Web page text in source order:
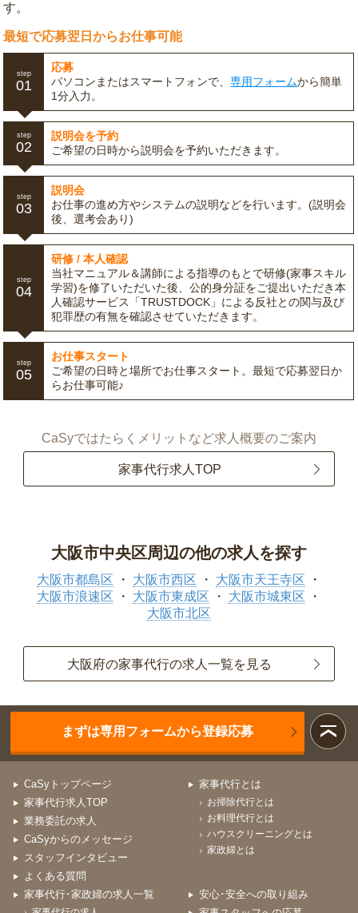
す。
最短で応募翌日からお仕事可能
step
01
応募
パソコンまたはスマートフォンで、専用フォームから簡単
1分入力。
step
02
説明会を予約
ご希望の日時から説明会を予約いただきます。
step
03
説明会
お仕事の進め方やシステムの説明などを行います。(説明会
後、選考会あり)
step
04
研修 / 本人確認
当社マニュアル＆講師による指導のもとで研修(家事スキル
学習)を修了いただいた後、公的身分証をご提出いただき本
人確認サービス「TRUSTDOCK」による反社との関与及び
犯罪歴の有無を確認させていただきます。
step
05
お仕事スタート
ご希望の日時と場所でお仕事スタート。最短で応募翌日か
らお仕事可能♪
CaSyではたらくメリットなど求人概要のご案内
家事代行求人TOP
大阪市中央区周辺の他の求人を探す
大阪市都島区 大阪市西区
大阪市天王寺区
大阪市浪速区
大阪市東成区
大阪市城東区
大阪市北区
大阪府の家事代行の求人一覧を見る
まずは専用フォームから登録応募
CaSyトップページ
家事代行求人TOP
業務委託の求人
CaSyからのメッセージ
スタッフインタビュー
よくある質問
家事代行とは
お掃除代行とは
お料理代行とは
ハウスクリーニングとは
家政婦とは
家事代行･家政婦の求人一覧
安心･安全への取り組み